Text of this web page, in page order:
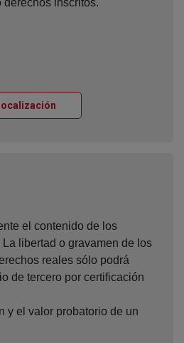
inscritos.
el contenido de los
libertad o gravamen de los
reales sólo podrá
de tercero por certificación
y el valor probatorio de un